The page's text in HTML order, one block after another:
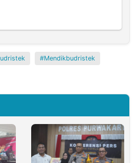
Mendikbudristek